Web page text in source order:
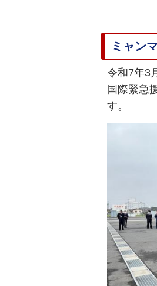
ミャン
令和7年3
国際緊急
す。